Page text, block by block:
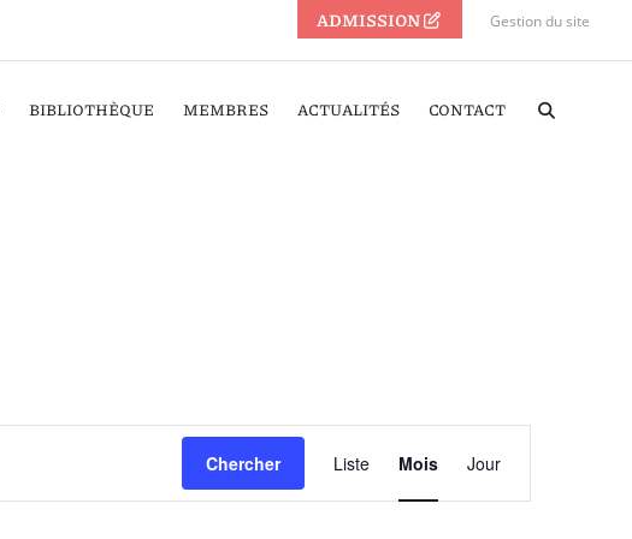
ADMISSION Gestion du site
BIBLIOTHÈQUE MEMBRES ACTUALITÉS CONTACT
Chercher Liste Mois Jour